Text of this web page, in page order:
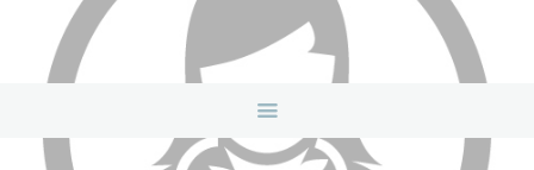
HOME
ANGEBOTE
INFOS & LINKS